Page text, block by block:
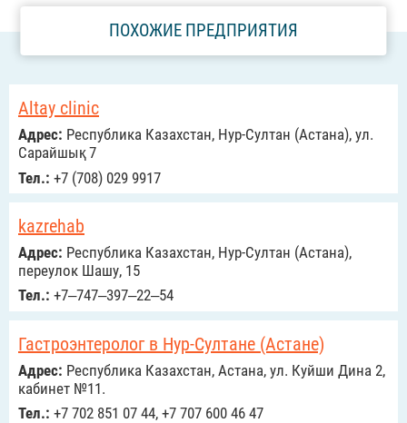
ПОХОЖИЕ ПРЕДПРИЯТИЯ
Altay clinic
Адрес: Республика Казахстан, Нур-Султан (Астана), ул.
Сарайшық 7
Тел.: +7 (708) 029 9917
kazrehab
Адрес: Республика Казахстан, Нур-Султан (Астана),
переулок Шашу, 15
Тел.: +7‒747‒397‒22‒54
Гастроэнтеролог в Нур-Султане (Астане)
Адрес: Республика Казахстан, Астана, ул. Куйши Дина 2,
кабинет №11.
Тел.: +7 702 851 07 44, +7 707 600 46 47